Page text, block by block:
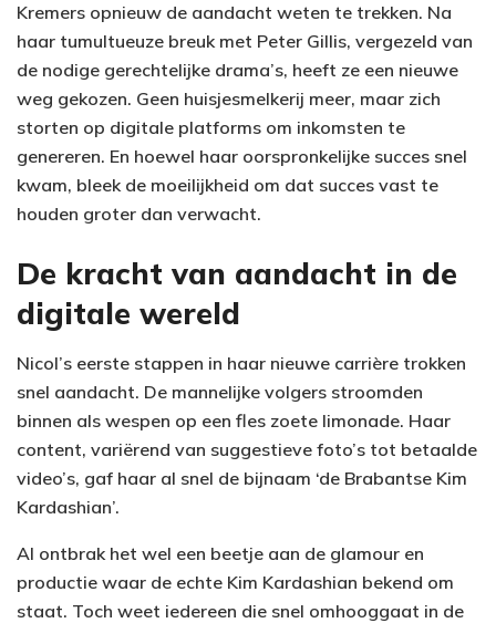
Kremers opnieuw de aandacht weten te trekken. Na
haar tumultueuze breuk met Peter Gillis, vergezeld van
de nodige gerechtelijke drama’s, heeft ze een nieuwe
weg gekozen. Geen huisjesmelkerij meer, maar zich
storten op digitale platforms om inkomsten te
genereren. En hoewel haar oorspronkelijke succes snel
kwam, bleek de moeilijkheid om dat succes vast te
houden groter dan verwacht.
De kracht van aandacht in de
digitale wereld
Nicol’s eerste stappen in haar nieuwe carrière trokken
snel aandacht. De mannelijke volgers stroomden
binnen als wespen op een fles zoete limonade. Haar
content, variërend van suggestieve foto’s tot betaalde
video’s, gaf haar al snel de bijnaam ‘de Brabantse Kim
Kardashian’.
Al ontbrak het wel een beetje aan de glamour en
productie waar de echte Kim Kardashian bekend om
staat. Toch weet iedereen die snel omhooggaat in de